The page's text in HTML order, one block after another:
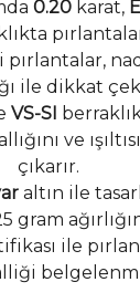
0.20karat,
ile dikkat
VS-SI
ve
çıkarır.
altın ile
gram
ile